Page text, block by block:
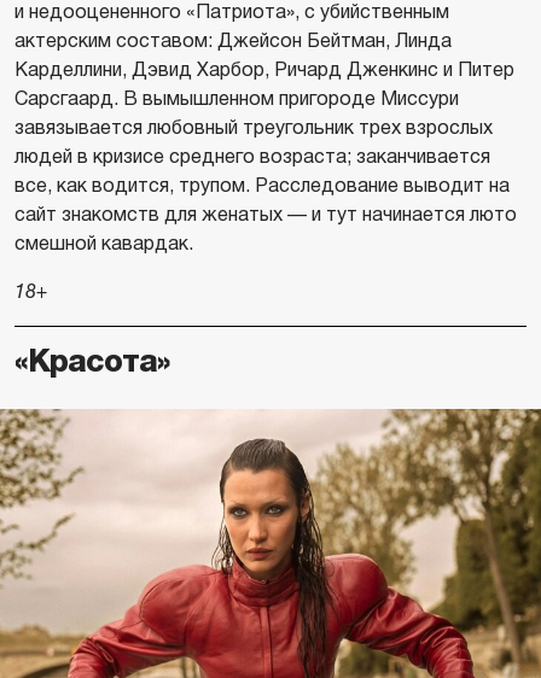
и недооцененного «Патриота», с убийственным
актерским составом: Джейсон Бейтман, Линда
Карделлини, Дэвид Харбор, Ричард Дженкинс и Питер
Сарсгаард. В вымышленном пригороде Миссури
завязывается любовный треугольник трех взрослых
людей в кризисе среднего возраста; заканчивается
все, как водится, трупом. Расследование выводит на
сайт знакомств для женатых — и тут начинается люто
смешной кавардак.
18+
«Красота»